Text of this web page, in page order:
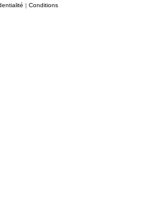
| Conditions